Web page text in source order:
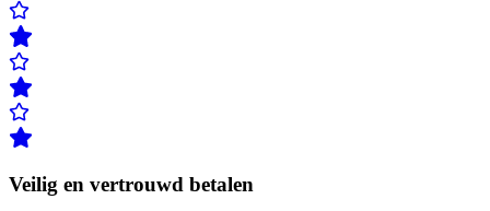
Veilig en vertrouwd betalen